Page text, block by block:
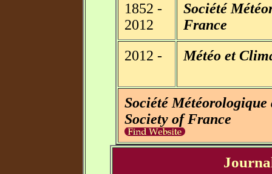
1852 -
2012
Société
France
2012 -
Météo et
Société
Society of France